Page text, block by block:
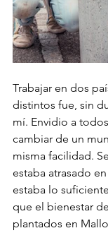
Trabajar en dos
distintos fue, sin
mí. Envidio a
cambiar de un
misma facilidad.
estaba atrasado
estaba lo
que el bienestar
plantados en